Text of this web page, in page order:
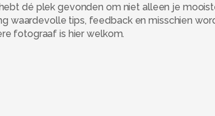
dé plek gevonden om niet alleen je
waardevolle tips, feedback en misschien
fotograaf is hier welkom.